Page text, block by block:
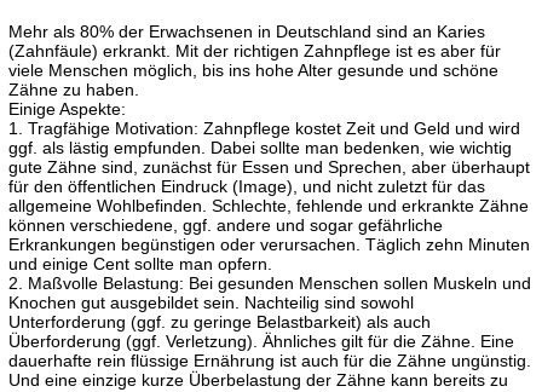
Mehr als 80% der Erwachsenen in Deutschland sind an Karies
(Zahnfäule) erkrankt. Mit der richtigen Zahnpflege ist es aber für
viele Menschen möglich, bis ins hohe Alter gesunde und schöne
Zähne zu haben.
Einige Aspekte:
1. Tragfähige Motivation: Zahnpflege kostet Zeit und Geld und wird
ggf. als lästig empfunden. Dabei sollte man bedenken, wie wichtig
gute Zähne sind, zunächst für Essen und Sprechen, aber überhaupt
für den öffentlichen Eindruck (Image), und nicht zuletzt für das
allgemeine Wohlbefinden. Schlechte, fehlende und erkrankte Zähne
können verschiedene, ggf. andere und sogar gefährliche
Erkrankungen begünstigen oder verursachen. Täglich zehn Minuten
und einige Cent sollte man opfern.
2. Maßvolle Belastung: Bei gesunden Menschen sollen Muskeln und
Knochen gut ausgebildet sein. Nachteilig sind sowohl
Unterforderung (ggf. zu geringe Belastbarkeit) als auch
Überforderung (ggf. Verletzung). Ähnliches gilt für die Zähne. Eine
dauerhafte rein flüssige Ernährung ist auch für die Zähne ungünstig.
Und eine einzige kurze Überbelastung der Zähne kann bereits zu